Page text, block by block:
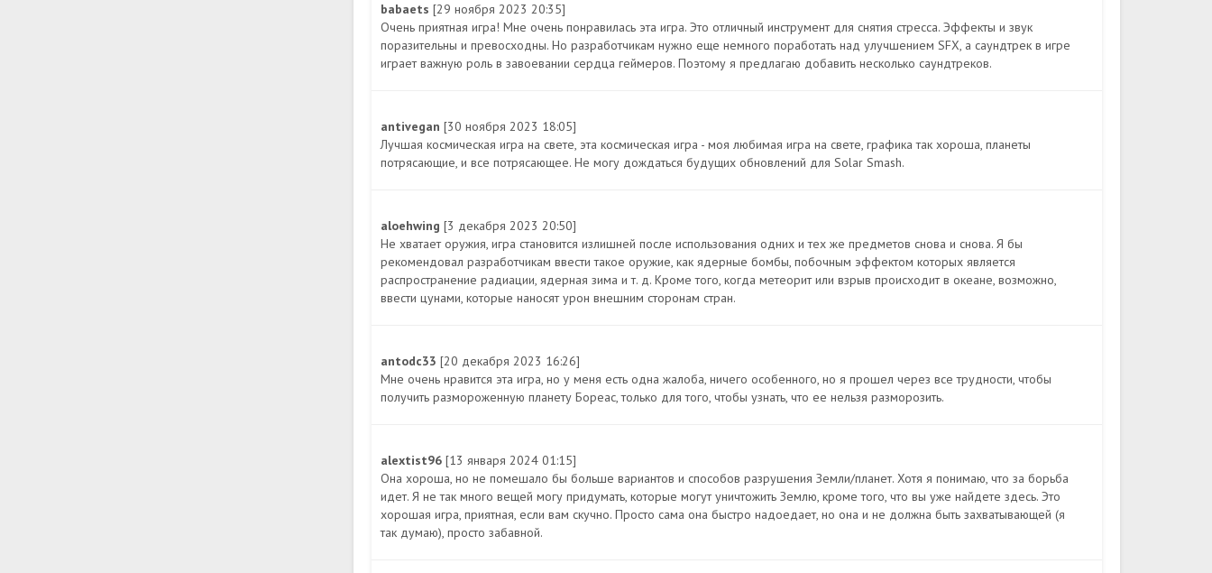
babaets [29 ноября 2023 20:35]
Очень приятная игра! Мне очень понравилась эта игра. Это отличный инструмент для снятия стресса. Эффекты и звук
поразительны и превосходны. Но разработчикам нужно еще немного поработать над улучшением SFX, а саундтрек в игре
играет важную роль в завоевании сердца геймеров. Поэтому я предлагаю добавить несколько саундтреков.
antivegan [30 ноября 2023 18:05]
Лучшая космическая игра на свете, эта космическая игра - моя любимая игра на свете, графика так хороша, планеты
потрясающие, и все потрясающее. Не могу дождаться будущих обновлений для Solar Smash.
aloehwing [3 декабря 2023 20:50]
Не хватает оружия, игра становится излишней после использования одних и тех же предметов снова и снова. Я бы
рекомендовал разработчикам ввести такое оружие, как ядерные бомбы, побочным эффектом которых является
распространение радиации, ядерная зима и т. д. Кроме того, когда метеорит или взрыв происходит в океане, возможно,
ввести цунами, которые наносят урон внешним сторонам стран.
antodc33 [20 декабря 2023 16:26]
Мне очень нравится эта игра, но у меня есть одна жалоба, ничего особенного, но я прошел через все трудности, чтобы
получить размороженную планету Бореас, только для того, чтобы узнать, что ее нельзя разморозить.
alextist96 [13 января 2024 01:15]
Она хороша, но не помешало бы больше вариантов и способов разрушения Земли/планет. Хотя я понимаю, что за борьба
идет. Я не так много вещей могу придумать, которые могут уничтожить Землю, кроме того, что вы уже найдете здесь. Это
хорошая игра, приятная, если вам скучно. Просто сама она быстро надоедает, но она и не должна быть захватывающей (я
так думаю), просто забавной.